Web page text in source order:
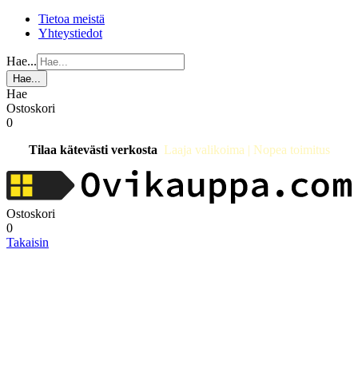
Tietoa meistä
Yhteystiedot
Hae...
Hae...
Hae
Ostoskori
0
Tilaa kätevästi verkosta Laaja valikoima | Nopea toimitus
Ostoskori
0
Takaisin